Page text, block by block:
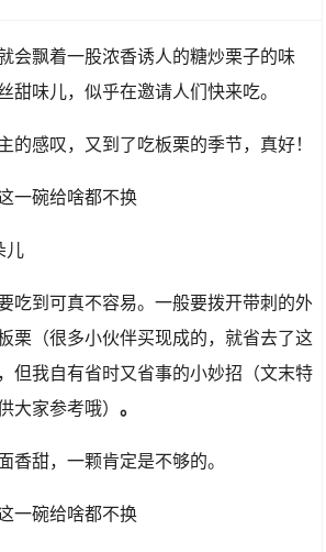
会飘着一股浓香诱人的糖炒栗子的味
甜味儿，似乎在邀请人们快来吃。
的感叹，又到了吃板栗的季节，真好！
儿
吃到可真不容易。一般要拨开带刺的外
栗（很多小伙伴买现成的，就省去了这
但我自有省时又省事的小妙招（文末特
大家参考哦）。
香甜，一颗肯定是不够的。